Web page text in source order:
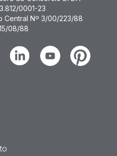
0001-23
Central Nº 3/00/223/88
08/88
LinkedinYoutubePinterest